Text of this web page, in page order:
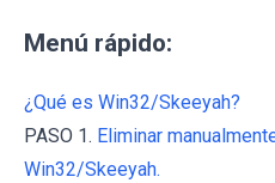
Menú rápido:
¿Qué es Win32/Skeeyah?
PASO 1. Eliminar
Win32/Skeeyah.